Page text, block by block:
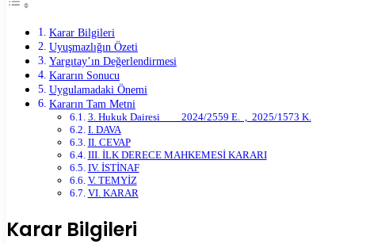
Karar Bilgileri
Uyuşmazlığın Özeti
Yargıtay’ın Değerlendirmesi
Kararın Sonucu
Uygulamadaki Önemi
Kararın Tam Metni
3. Hukuk Dairesi 2024/2559 E. , 2025/1573 K.
I. DAVA
II. CEVAP
III. İLK DERECE MAHKEMESİ KARARI
IV. İSTİNAF
V. TEMYİZ
VI. KARAR
Karar Bilgileri